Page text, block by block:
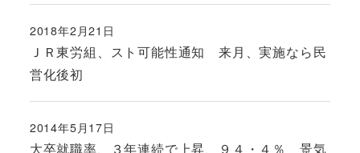
ＪＲ東労組、スト可能性通知 来月、実施なら民
営化後初
投稿日
2018年2月21日
大卒就職率、３年連続で上昇、９４・４％ 景気
投稿日
2014年5月17日